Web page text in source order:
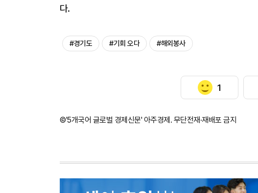
다.
#경기도 #기회 오다 #해외봉사
1
©'5개국어 글로벌 경제신문' 아주경제. 무단전재·재배포 금지